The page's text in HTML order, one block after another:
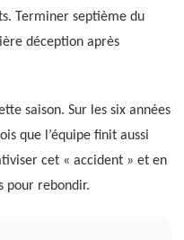
Terminer septième du
déception après
saison. Sur les six années
que l’équipe finit aussi
cet « accident » et en
pour rebondir.